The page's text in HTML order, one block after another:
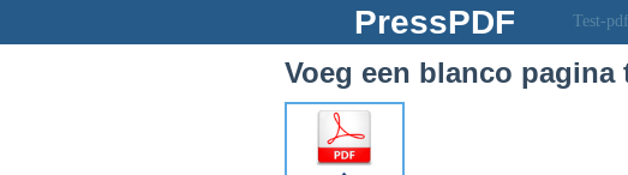
PressPDF Test-pdf
Voeg een blanco pagina